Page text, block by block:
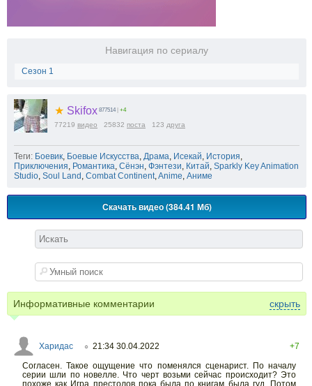
Навигация по сериалу
Сезон 1
★ Skifox 877514 | +4
77219 видео 25832 поста 123 друга
Теги: Боевик Боевые Искусства Драма Исекай История
Приключения Романтика Сёнэн Фэнтези Китай Sparkly Key Animation
Studio Soul Land Combat Continent Anime Аниме
Скачать видео (384.41 Мб)
Информативные комментарии скрыть
Харидас ○ 21:34 30.04.2022
+7
Согласен. Такое ощущение что поменялся сценарист. По началу
серии шли по новелле. Что черт возьми сейчас происходит? Это
похоже как Игра престолов пока была по книгам была гуд. Потом